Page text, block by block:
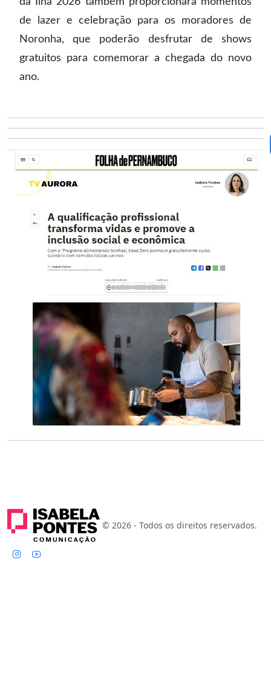
de lazer e celebração para os moradores de
Noronha, que poderão desfrutar de shows
gratuitos para comemorar a chegada do novo
ano.
© 2026 - Todos os direitos reservados.